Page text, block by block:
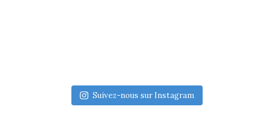
Suivez-nous sur Instagram